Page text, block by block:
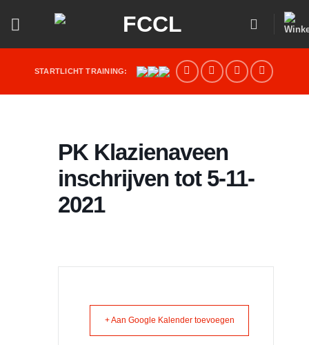
STARTLICHT TRAINING:
PK Klazienaveen
inschrijven tot 5-11-
2021
+ Aan Google Kalender toevoegen